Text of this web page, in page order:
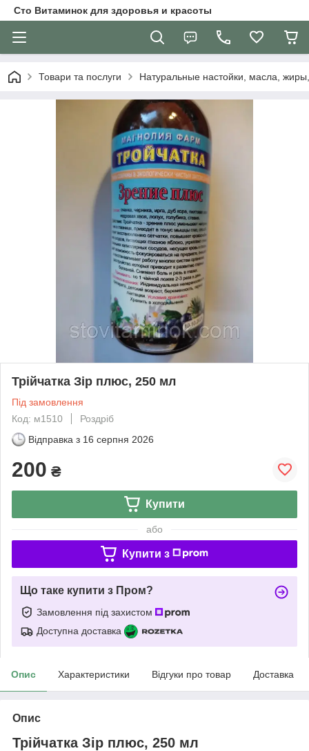
Сто Витаминок для здоровья и красоты
Товари та послуги Натуральные настойки, масла,
Трійчатка Зір плюс, 250 мл
Під замовлення
Код: м1510
Роздріб
Відправка з 16 серпня 2026
200 ₴
Купити
або
Купити з
Що таке купити з Пром?
Замовлення під захистом
Доступна доставка
Опис Характеристики Відгуки про товар Доставка
Опис
Трійчатка Зір плюс, 250 мл